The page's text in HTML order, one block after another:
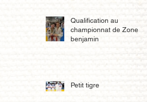
Qualification au
championnat de Zone
benjamin
Petit tigre